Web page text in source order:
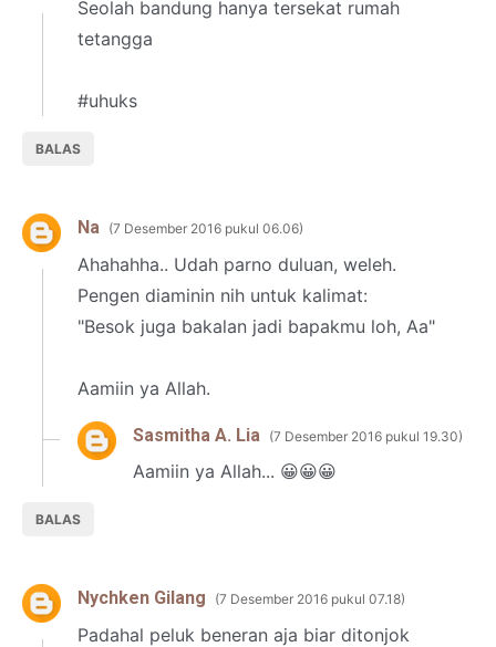
Seolah bandung hanya tersekat rumah
tetangga
#uhuks
BALAS
Na 7 Desember 2016 pukul 06.06
Ahahahha.. Udah parno duluan, weleh.
Pengen diaminin nih untuk kalimat:
"Besok juga bakalan jadi bapakmu loh, Aa"
Aamiin ya Allah.
BALAS
Sasmitha A. Lia 7 Desember 2016 pukul 19.30
Aamiin ya Allah... 😀😀😀
Nychken Gilang 7 Desember 2016 pukul 07.18
Padahal peluk beneran aja biar ditonjok